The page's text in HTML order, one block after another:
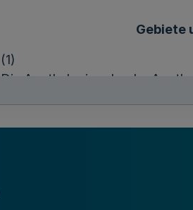
Gebiete
(1)
Die Apothekerin oder der
1. Allgemeinpharmazie